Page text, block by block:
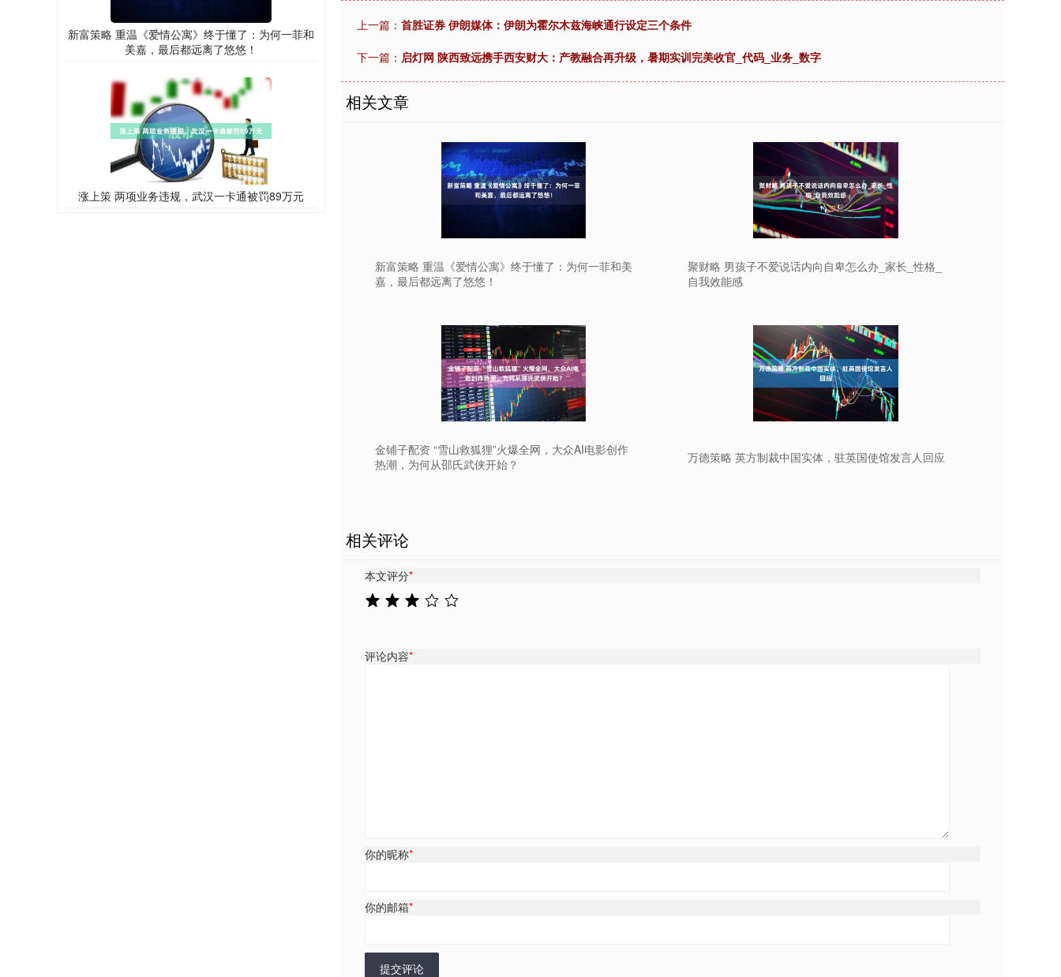
上一篇： 首胜证券 伊朗媒体：伊朗为霍尔木兹海峡通行设定三个条件
下一篇： 启灯网 陕西致远携手西安财大：产教融合再升级，暑期实训完美收官_代码_业务_数字
相关文章
新富策略 重温《爱情公寓》终于懂了：为何一菲和美
嘉，最后都远离了悠悠！
聚财略 男孩子不爱说话内向自卑怎么办_家长_性格_
自我效能感
金铺子配资 “雪山救狐狸”火爆全网，大众AI电影创作
热潮，为何从邵氏武侠开始？
万德策略 英方制裁中国实体，驻英国使馆发言人回应
相关评论
本文评分*
评论内容*
你的昵称*
你的邮箱*
提交评论
新富策略 重温《爱情公寓》终于懂了：为何一菲和
美嘉，最后都远离了悠悠！
涨上策 两项业务违规，武汉一卡通被罚89万元